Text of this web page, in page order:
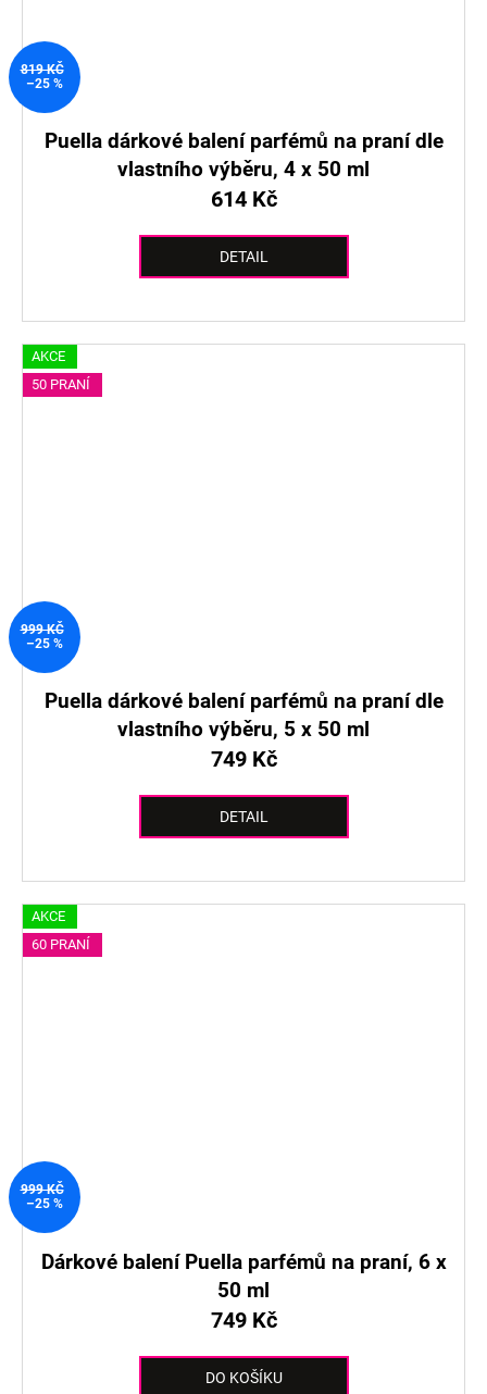
819 KČ
–25 %
Puella dárkové balení parfémů na praní dle
vlastního výběru, 4 x 50 ml
614 Kč
DETAIL
AKCE
50 PRANÍ
999 KČ
–25 %
Puella dárkové balení parfémů na praní dle
vlastního výběru, 5 x 50 ml
749 Kč
DETAIL
AKCE
60 PRANÍ
999 KČ
–25 %
Dárkové balení Puella parfémů na praní, 6 x
50 ml
749 Kč
DO KOŠÍKU